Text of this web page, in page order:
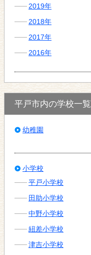
2019年
2018年
2017年
2016年
平戸市内の学校一覧
幼稚園
小学校
平戸小学校
田助小学校
中野小学校
紐差小学校
津吉小学校